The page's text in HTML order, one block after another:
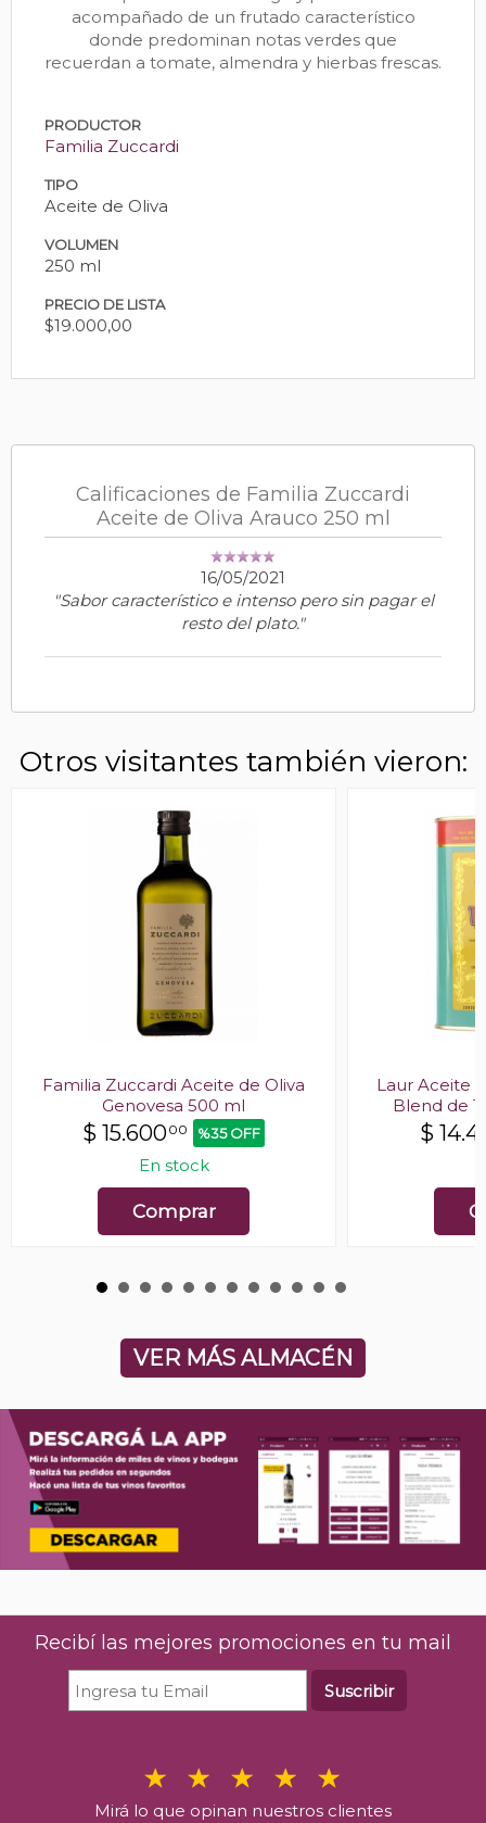
acompañado de un frutado característico
donde predominan notas verdes que
recuerdan a tomate, almendra y hierbas frescas.
PRODUCTOR
Familia Zuccardi
TIPO
Aceite de Oliva
VOLUMEN
250 ml
PRECIO DE LISTA
$19.000,00
Calificaciones de Familia Zuccardi
Aceite de Oliva Arauco 250 ml
16/05/2021
"Sabor característico e intenso pero sin pagar el
resto del plato."
Otros visitantes también vieron:
Familia Zuccardi Aceite de Oliva
Genovesa 500 ml
$ 15.60000 %35 OFF
En stock
Comprar
Laur Aceite
Blend de
$
VER MÁS ALMACÉN
Recibí las mejores promociones en tu mail
Suscribir
Mirá lo que opinan nuestros clientes